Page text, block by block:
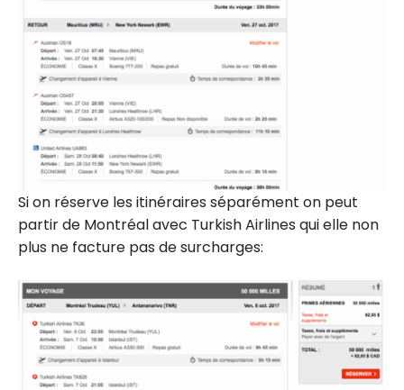
Si on réserve les itinéraires séparément on peut
partir de Montréal avec Turkish Airlines qui elle non
plus ne facture pas de surcharges: